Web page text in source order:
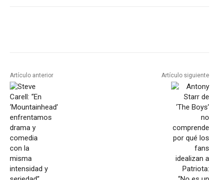
Artículo anterior Artículo siguiente